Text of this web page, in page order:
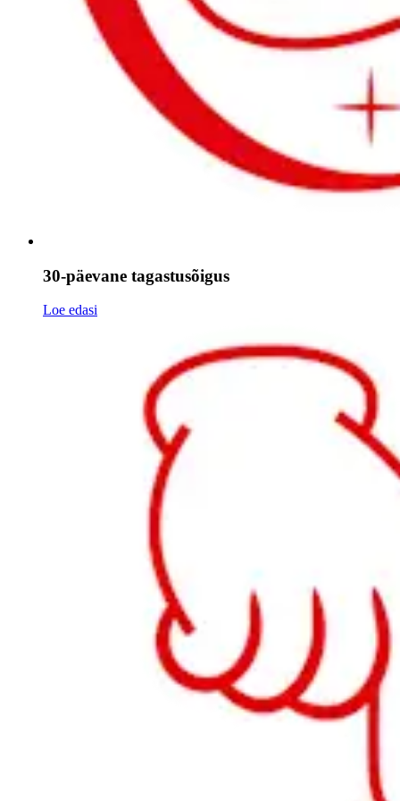
30-päevane tagastusõigus
Loe edasi